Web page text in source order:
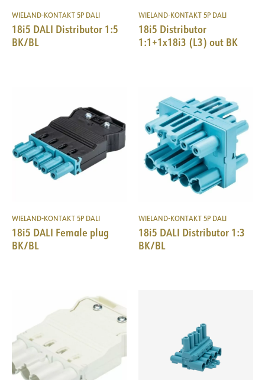
WIELAND-KONTAKT 5P DALI
18i5 DALI Distributor 1:5
BK/BL
WIELAND-KONTAKT 5P DALI
18i5 Distributor
1:1+1x18i3 (L3) out BK
WIELAND-KONTAKT 5P DALI
18i5 DALI Female plug
BK/BL
WIELAND-KONTAKT 5P DALI
18i5 DALI Distributor 1:3
BK/BL